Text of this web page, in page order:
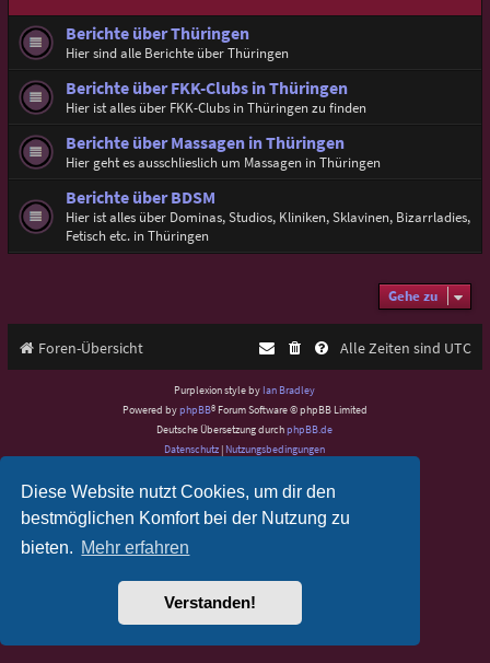
Diese Website nutzt Cookies, um dir den
bestmöglichen Komfort bei der Nutzung zu
bieten. Mehr erfahren
Verstanden!
e
Berichte über Thüringen
Hier sind alle Berichte über Thüringen
Berichte über FKK-Clubs in Thüringen
Hier ist alles über FKK-Clubs in Thüringen zu finden
Berichte über Massagen in Thüringen
Hier geht es ausschlieslich um Massagen in Thüringen
Berichte über BDSM
Hier ist alles über Dominas, Studios, Kliniken, Sklavinen, Bizarrladies,
Fetisch etc. in Thüringen
Gehe zu
Foren-Übersicht Alle Zeiten sind UTC
Purplexion style by Ian Bradley
Powered byphpBB® Forum Software © phpBB Limited
Deutsche Übersetzung durchphpBB.de
Datenschutz | Nutzungsbedingungen